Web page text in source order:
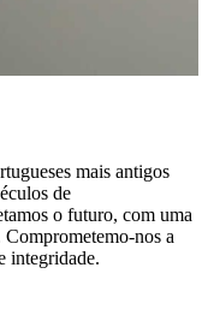
mais antigos
de
o futuro, com uma
nos a
integridade.